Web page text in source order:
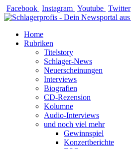
Zum
Inhalt
Facebook Instagram Youtube Twitter
Home
Rubriken
Titelstory
Schlager-News
Neuerscheinungen
Interviews
Biografien
CD-Rezension
Kolumne
Audio-Interviews
und noch viel mehr
Gewinnspiel
Konzertberichte